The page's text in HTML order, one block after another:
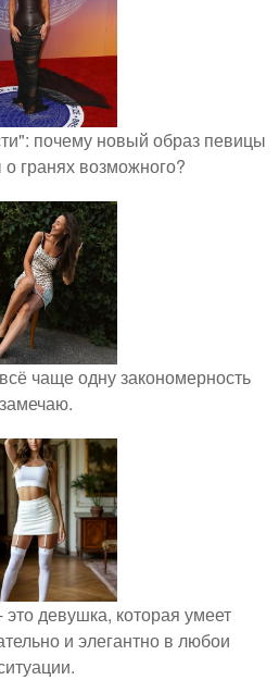
почему новый образ певицы
гранях возможного?
чаще одну закономерность
замечаю.
девушка, которая умеет
и элегантно в любои